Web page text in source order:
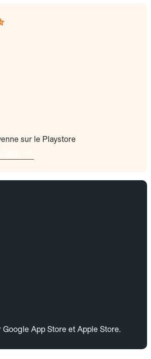
sur le Playstore
Google App Store et Apple Store.